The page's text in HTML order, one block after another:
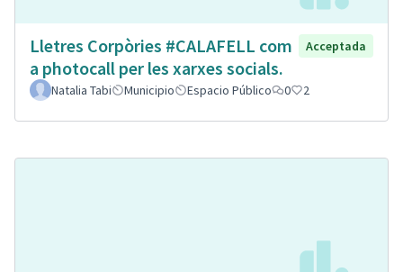
Lletres Corpòries #CALAFELL com
a photocall per les xarxes socials.
Acceptada
Natalia Tabi Municipio Espacio Público 0 2